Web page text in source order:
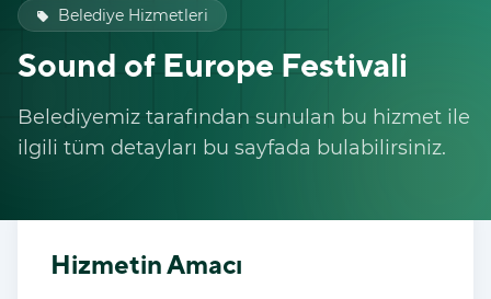
local_offer Belediye Hizmetleri
Sound of Europe Festivali
Belediyemiz tarafından sunulan bu hizmet ile
ilgili tüm detayları bu sayfada bulabilirsiniz.
Hizmetin Amacı